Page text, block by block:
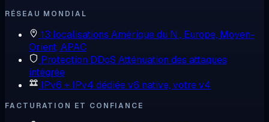
RÉSEAU MONDIAL
13 localisations Amérique du N., Europe, Moyen-
Orient, APAC
Protection DDoS Atténuation des attaques
intégrée
IPv6 + IPv4 dédiéev6 native, votre v4
FACTURATION ET CONFIANCE